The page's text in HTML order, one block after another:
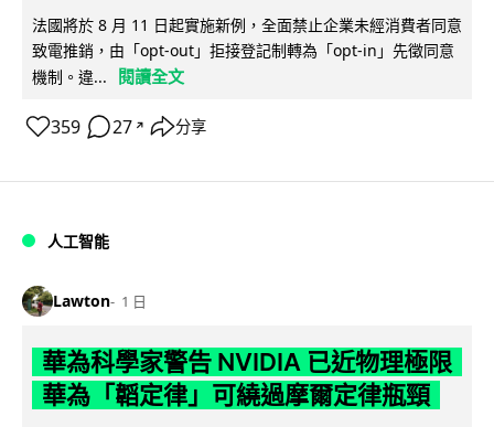
法國將於 8 月 11 日起實施新例，全面禁止企業未經消費者同意
致電推銷，由「opt-out」拒接登記制轉為「opt-in」先徵同意
機制。違...
閱讀全文
359 27 ↗ 分享
人工智能
Lawton 1 日
華為科學家警告 NVIDIA 已近物理極限
華為「韜定律」可繞過摩爾定律瓶頸